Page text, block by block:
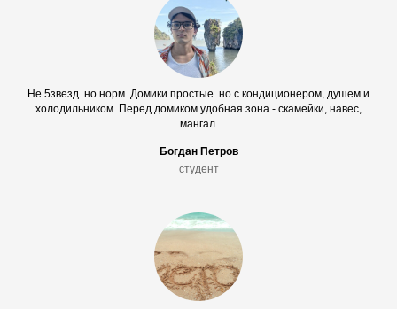
Не 5звезд. но норм. Домики простые. но с кондиционером, душем и
холодильником. Перед домиком удобная зона - скамейки, навес,
мангал.
Богдан Петров
студент